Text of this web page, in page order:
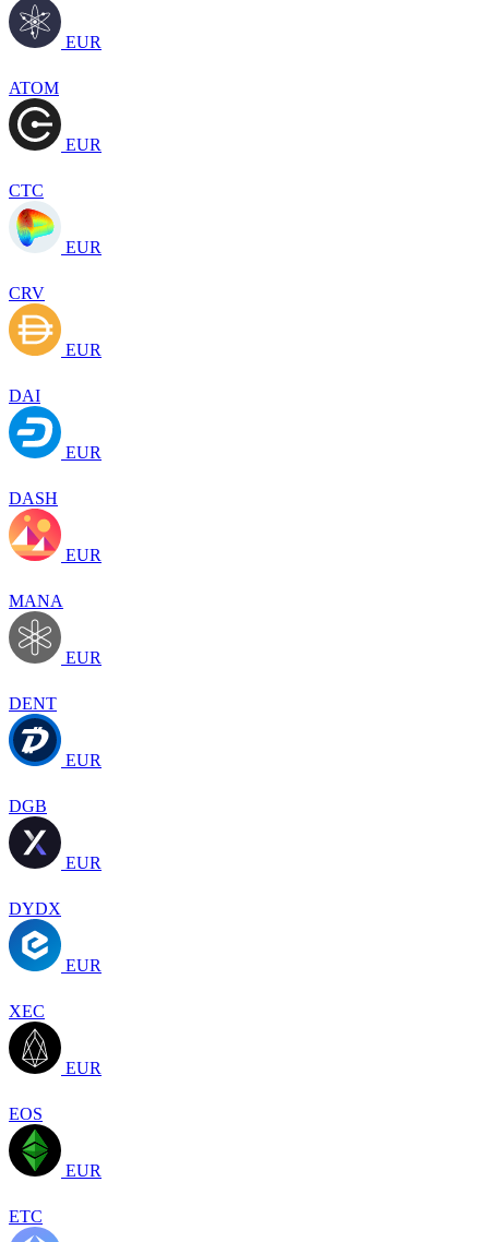
EUR
ATOM
EUR
CTC
EUR
CRV
EUR
DAI
EUR
DASH
EUR
MANA
EUR
DENT
EUR
DGB
EUR
DYDX
EUR
XEC
EUR
EOS
EUR
ETC